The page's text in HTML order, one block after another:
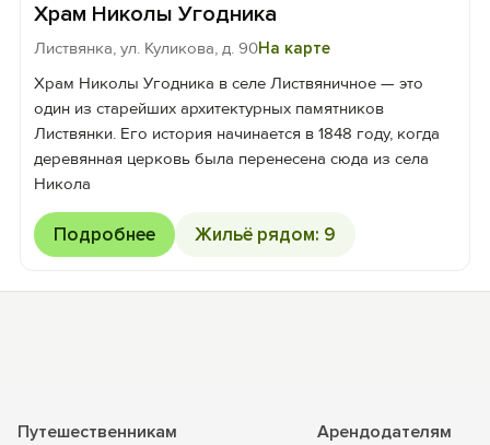
Храм Николы Угодника
Листвянка, ул. Куликова, д. 90На карте
Храм Николы Угодника в селе Листвяничное — это
один из старейших архитектурных памятников
Листвянки. Его история начинается в 1848 году, когда
деревянная церковь была перенесена сюда из села
Никола
Подробнее Жильё рядом: 9
Путешественникам Арендодателям